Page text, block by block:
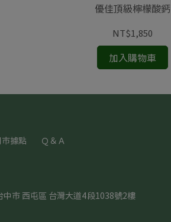
優佳頂級檸檬酸鈣
NT$1,850
加入購物車
據點 Ｑ＆Ａ
中市 西屯區 台灣大道4段1038號2樓